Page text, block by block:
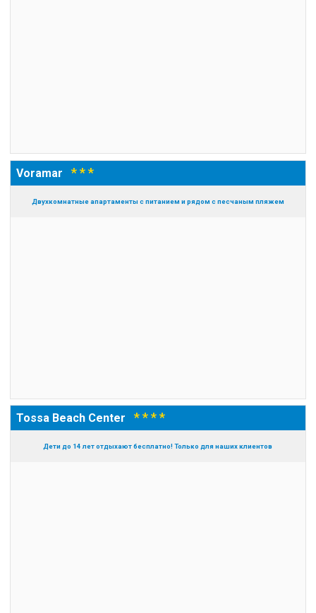
Voramar* * *
Двухкомнатные апартаменты с питанием и рядом с песчаным пляжем
Tossa Beach Center* * * *
Дети до 14 лет отдыхают бесплатно! Только для наших клиентов